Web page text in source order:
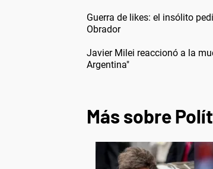
Guerra de likes: el insólito
Obrador
Javier Milei reaccionó a la
Argentina"
Más sobre